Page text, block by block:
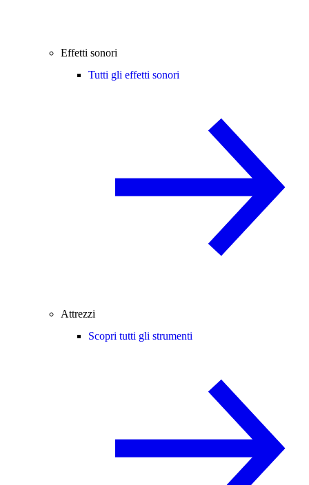
Effetti sonori
Tutti gli effetti sonori
Attrezzi
Scopri tutti gli strumenti